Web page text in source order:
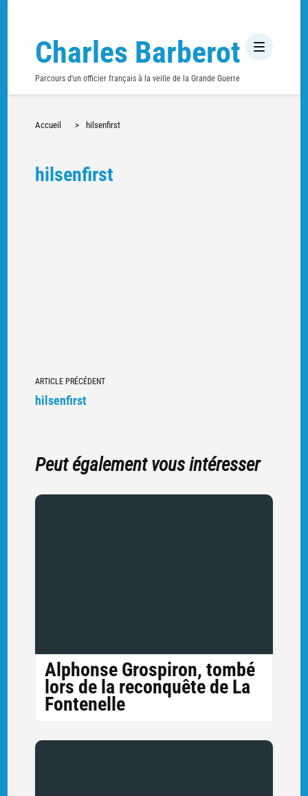
Charles Barberot
Parcours d'un officier français à la veille de la Grande Guerre
Accueil > hilsenfirst
hilsenfirst
Navigation
vers
ARTICLE PRÉCÉDENT
hilsenfirst
Peut également vous intéresser
Alphonse Grospiron, tombé
lors de la reconquête de La
Fontenelle